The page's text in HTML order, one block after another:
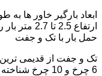
ارتفاع 2.5 تا 2.7 متر بار را به راحتی میتوان روی آنها قرار داد.
حمل بار با تک و جفت
تک و جفت از قدیمی ترین
6 چرخ و 10 چرخ شناخته میشوند.